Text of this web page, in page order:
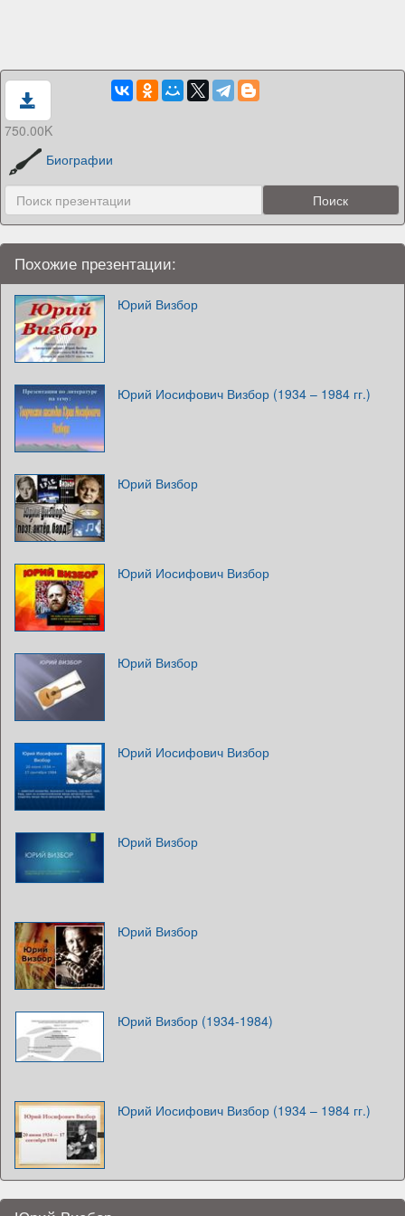
750.00K
Биографии
Похожие презентации:
Юрий Визбор
Юрий Иосифович Визбор (1934 – 1984 гг.)
Юрий Визбор
Юрий Иосифович Визбор
Юрий Визбор
Юрий Иосифович Визбор
Юрий Визбор
Юрий Визбор
Юрий Визбор (1934-1984)
Юрий Иосифович Визбор (1934 – 1984 гг.)